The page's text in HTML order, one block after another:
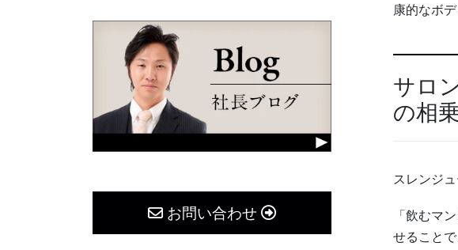
康的なボ
サロ
の相
スレンジ
「飲むマ
せること
お問い合わせ